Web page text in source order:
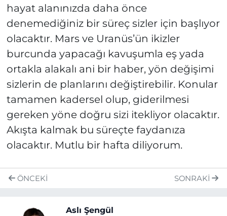
hayat alanınızda daha önce
denemediğiniz bir süreç sizler için başlıyor
olacaktır. Mars ve Uranüs’ün ikizler
burcunda yapacağı kavuşumla eş yada
ortakla alakalı ani bir haber, yön değişimi
sizlerin de planlarını değiştirebilir. Konular
tamamen kadersel olup, giderilmesi
gereken yöne doğru sizi itekliyor olacaktır.
Akışta kalmak bu süreçte faydanıza
olacaktır. Mutlu bir hafta diliyorum.
ÖNCEKI SONRAKI
Aslı Şengül